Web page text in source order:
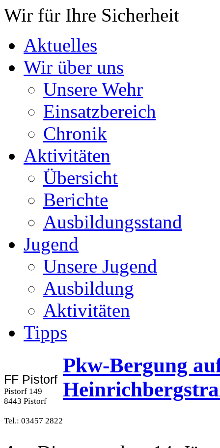
Wir für Ihre Sicherheit
Aktuelles
Wir über uns
Unsere Wehr
Einsatzbereich
Chronik
Aktivitäten
Übersicht
Berichte
Ausbildungsstand
Jugend
Unsere Jugend
Ausbildung
Aktivitäten
Tipps
FF Pistorf
Pistorf 149
8443 Pistorf
Tel.: 03457 2822
Pkw-Bergung